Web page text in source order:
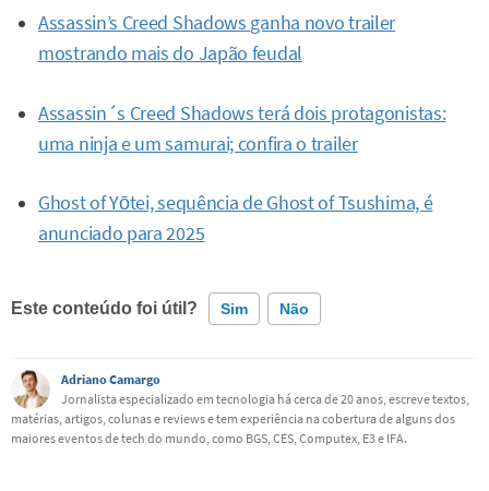
Assassin’s Creed Shadows ganha novo trailer
mostrando mais do Japão feudal
Assassin´s Creed Shadows terá dois protagonistas:
uma ninja e um samurai; confira o trailer
Ghost of Yōtei, sequência de Ghost of Tsushima, é
anunciado para 2025
Este conteúdo foi útil? Sim Não
Este conteúdo contém informação incorreta
Este conteúdo não tem a informação que procuro
Adriano Camargo
Jornalista especializado em tecnologia há cerca de 20 anos, escreve textos,
matérias, artigos, colunas e reviews e tem experiência na cobertura de alguns dos
maiores eventos de tech do mundo, como BGS, CES, Computex, E3 e IFA.